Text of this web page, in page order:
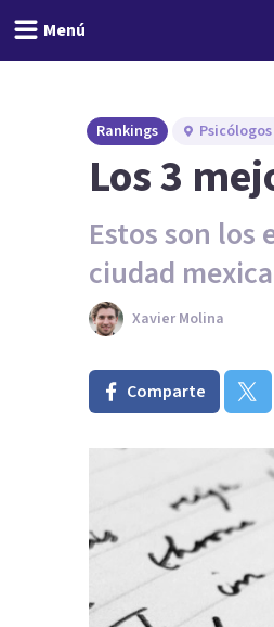
Menú
Rankings
Los 3
Estos son los
ciudad
Xavier Molina
Comparte